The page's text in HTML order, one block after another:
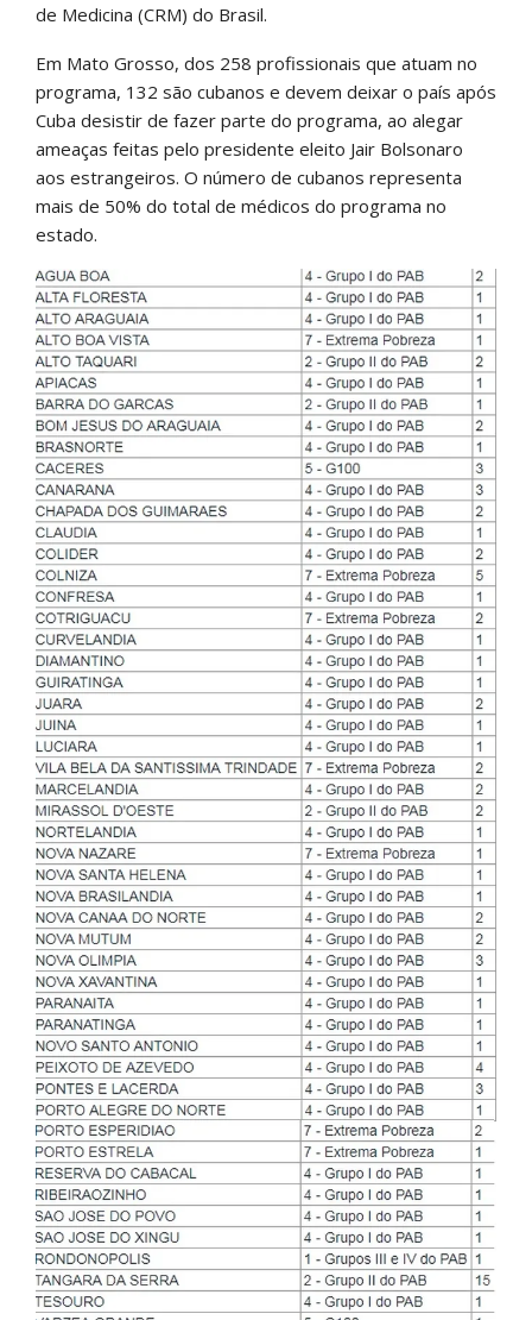
de Medicina (CRM) do Brasil.
Em Mato Grosso, dos 258 profissionais que atuam no
programa, 132 são cubanos e devem deixar o país após
Cuba desistir de fazer parte do programa, ao alegar
ameaças feitas pelo presidente eleito Jair Bolsonaro
aos estrangeiros. O número de cubanos representa
mais de 50% do total de médicos do programa no
estado.